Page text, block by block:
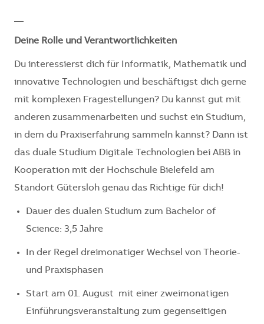
Deine Rolle und Verantwortlichkeiten
Du interessierst dich für Informatik, Mathematik und
innovative Technologien und beschäftigst dich gerne
mit komplexen Fragestellungen? Du kannst gut mit
anderen zusammenarbeiten und suchst ein Studium,
in dem du Praxiserfahrung sammeln kannst? Dann ist
das duale Studium Digitale Technologien bei ABB in
Kooperation mit der Hochschule Bielefeld am
Standort Gütersloh genau das Richtige für dich!
Dauer des dualen Studium zum Bachelor of
Science: 3,5 Jahre
In der Regel dreimonatiger Wechsel von Theorie-
und Praxisphasen
Start am 01. August
mit einer zweimonatigen
Einführungsveranstaltung zum gegenseitigen